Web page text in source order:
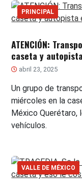
PRINCIPAL
ATENCIÓN:
caseta y
abril 23, 2025
Un grupo de
miércoles en la
México Querétaro,
vehículos.
VALLE DE MÉXICO